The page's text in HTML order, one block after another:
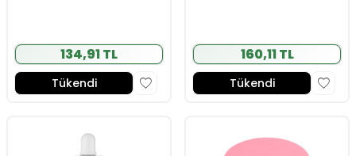
134,91 TL
Tükendi
160,11 TL
Tükendi